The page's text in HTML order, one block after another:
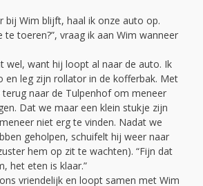
bij Wim blijft, haal ik onze auto op.
te toeren?”, vraag ik aan Wim wanneer
wel, want hij loopt al naar de auto. Ik
en leg zijn rollator in de kofferbak. Met
terug naar de Tulpenhof om meneer
Dat we maar een klein stukje zijn
niet erg te vinden. Nadat we
geholpen, schuifelt hij weer naar
hem op zit te wachten). “Fijn dat
het eten is klaar.”
vriendelijk en loopt samen met Wim